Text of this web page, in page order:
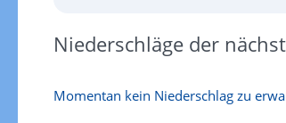
Niederschläge der
Momentan kein Niederschlag zu